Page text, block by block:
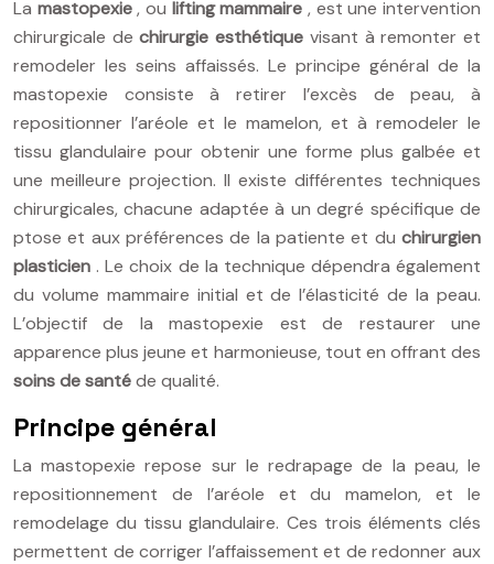
La mastopexie, ou lifting mammaire, est une intervention
chirurgicale dechirurgie esthétique visant à remonter et
remodeler les seins affaissés. Le principe général de la
mastopexie consiste à retirer l’excès de peau, à
repositionner l’aréole et le mamelon, et à remodeler le
tissu glandulaire pour obtenir une forme plus galbée et
une meilleure projection. Il existe différentes techniques
chirurgicales, chacune adaptée à un degré spécifique de
ptose et aux préférences de la patiente et du chirurgien
plasticien . Le choix de la technique dépendra également
du volume mammaire initial et de l’élasticité de la peau.
L’objectif de la mastopexie est de restaurer une
apparence plus jeune et harmonieuse, tout en offrant des
soins de santéde qualité.
Principe général
La mastopexie repose sur le redrapage de la peau, le
repositionnement de l’aréole et du mamelon, et le
remodelage du tissu glandulaire. Ces trois éléments clés
permettent de corriger l’affaissement et de redonner aux